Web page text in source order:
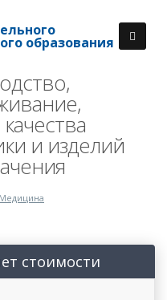
образования
и изделий
Медицина
стоимости